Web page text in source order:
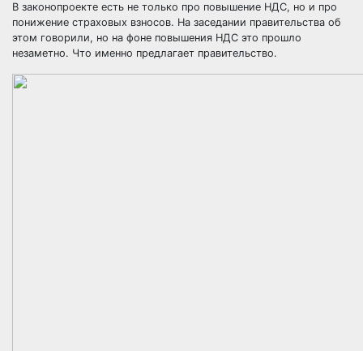
В законопроекте есть не только про повышение НДС, но и про
понижение страховых взносов. На заседании правительства об
этом говорили, но на фоне повышения НДС это прошло
незаметно. Что именно предлагает правительство.